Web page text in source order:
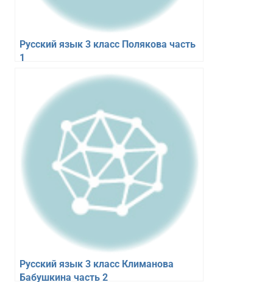
Русский язык 3 класс Полякова часть
1
Русский язык 3 класс Климанова
Бабушкина часть 2